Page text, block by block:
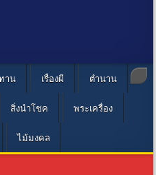
าน เรื่องผี ตำนาน
สิ่งนำโชค พระเครื่อง
ไม้มงคล